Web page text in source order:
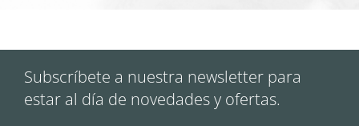
Subscríbete a nuestra newsletter para
estar al día de novedades y ofertas.